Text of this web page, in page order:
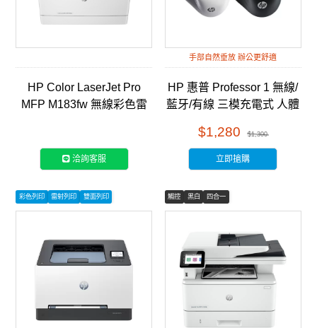
HP Color LaserJet Pro
MFP M183fw 無線彩色雷
洽詢客服
手部自然垂放 辦公更舒適
HP 惠普 Professor 1 無線/
藍牙/有線 三模充電式 人體
$1,280 $1,300
立即搶購
彩色列印 雷射列印 雙面列印 觸控 黑白 四合一